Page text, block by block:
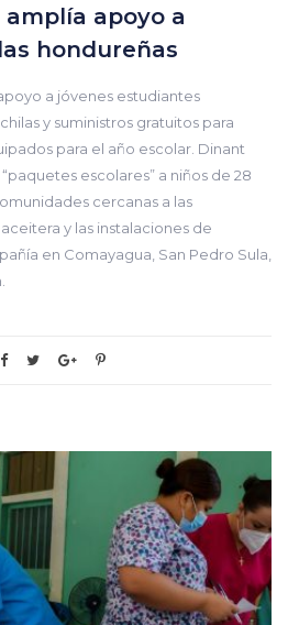
apoyo a
hondureñas
a jóvenes estudiantes
y suministros gratuitos para
para el año escolar. Dinant
escolares” a niños de 28
cercanas a las
y las instalaciones de
en Comayagua, San Pedro Sula,